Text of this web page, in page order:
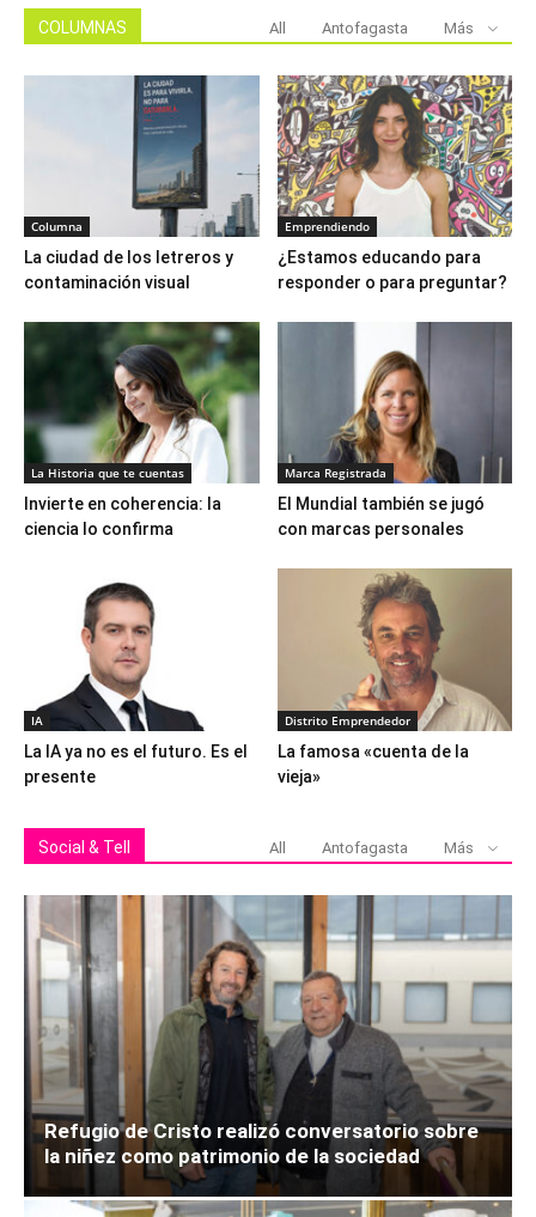
COLUMNAS All Antofagasta Más
Columna
La ciudad de los letreros y
contaminación visual
Emprendiendo
¿Estamos educando para
responder o para preguntar?
La Historia que te cuentas
Invierte en coherencia: la
ciencia lo confirma
Marca Registrada
El Mundial también se jugó
con marcas personales
IA
La IA ya no es el futuro. Es el
presente
Distrito Emprendedor
La famosa «cuenta de la
vieja»
Social & Tell All Antofagasta Más
Refugio de Cristo realizó conversatorio sobre
la niñez como patrimonio de la sociedad